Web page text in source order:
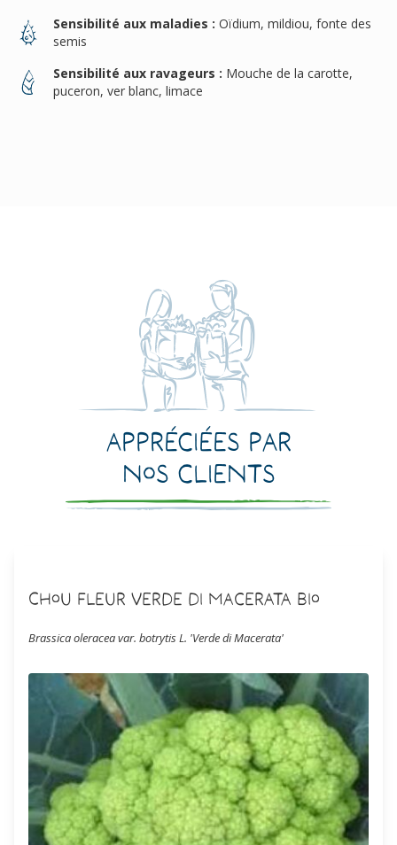
Sensibilité aux maladies : Oïdium, mildiou, fonte des
semis
Sensibilité aux ravageurs : Mouche de la carotte,
puceron, ver blanc, limace
Appréciées par
nos clients
Chou Fleur Verde di Macerata Bio
Brassica oleracea var. botrytis L. 'Verde di Macerata'